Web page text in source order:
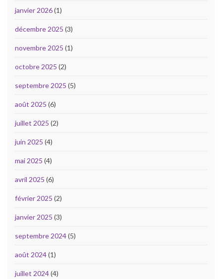
janvier 2026(1)
décembre 2025 (3)
novembre 2025 (1)
octobre 2025 (2)
septembre 2025 (5)
août 2025 (6)
juillet 2025 (2)
juin 2025 (4)
mai 2025 (4)
avril 2025 (6)
février 2025 (2)
janvier 2025 (3)
septembre 2024(5)
août 2024(1)
juillet 2024(4)